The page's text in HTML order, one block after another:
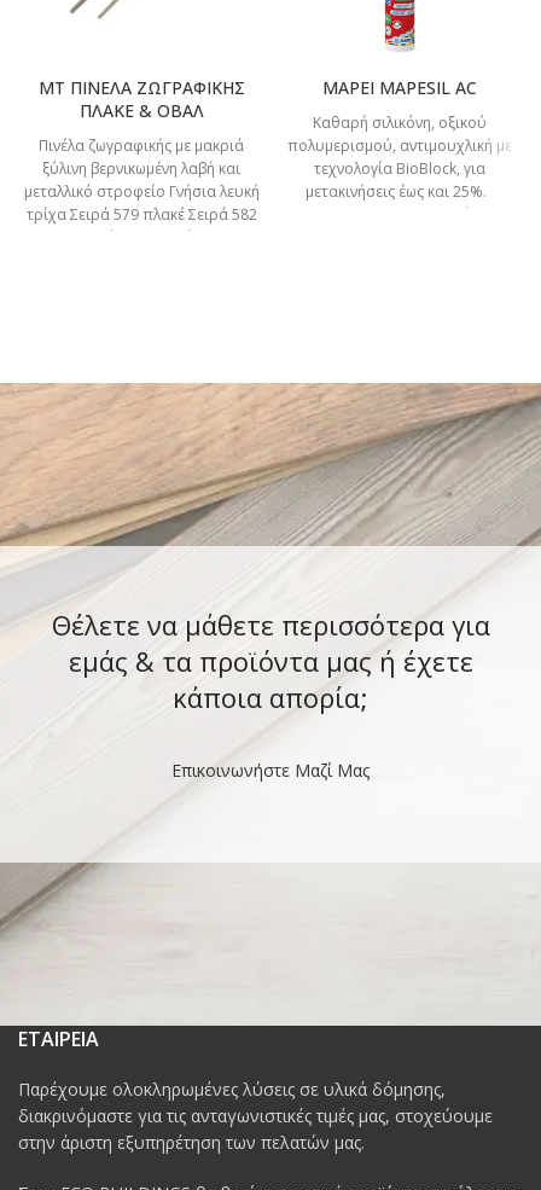
MT ΠΙΝΕΛΑ ΖΩΓΡΑΦΙΚΗΣ
ΠΛΑΚΕ & ΟΒΑΛ
Πινέλα ζωγραφικής με μακριά
ξύλινη βερνικωμένη λαβή και
μεταλλικό στροφείο Γνήσια λευκή
τρίχα Σειρά 579 πλακέ Σειρά 582
στρόγγυλο (οβάλ)
MAPEI MAPESIL AC
Καθαρή σιλικόνη, οξικού
πολυμερισμού, αντιμουχλική με
τεχνολογία BioBlock, για
μετακινήσεις έως και 25%.
ΤΕΧΝΙΚΑ ΣΤΟΙΧΕΙΑ Μετακίνηση
Θέλετε να μάθετε περισσότερα για
εμάς & τα προϊόντα μας ή έχετε
κάποια απορία;
Επικοινωνήστε Μαζί Μας
ΕΤΑΙΡΕΙΑ
Παρέχουμε ολοκληρωμένες λύσεις σε υλικά δόμησης,
διακρινόμαστε για τις ανταγωνιστικές τιμές μας, στοχεύουμε
στην άριστη εξυπηρέτηση των πελατών μας.